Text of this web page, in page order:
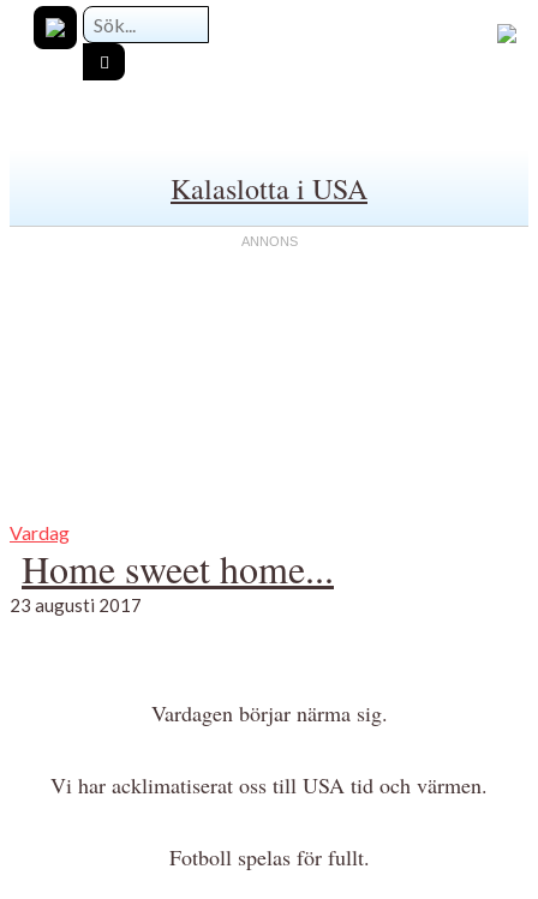
Kalaslotta i USA
Vardag
Home sweet home...
23 augusti 2017
Vardagen börjar närma sig.
Vi har acklimatiserat oss till USA tid och värmen.
Fotboll spelas för fullt.